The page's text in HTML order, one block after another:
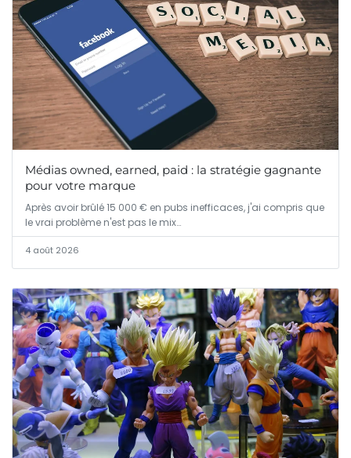
Médias owned, earned, paid : la stratégie gagnante
pour votre marque
Après avoir brûlé 15 000 € en pubs inefficaces, j'ai compris que
le vrai problème n'est pas le mix…
4 août 2026